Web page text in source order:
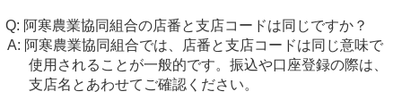
阿寒農業協同組合の店番と支店コードは同じですか？
阿寒農業協同組合では、店番と支店コードは同じ意味で
使用されることが一般的です。振込や口座登録の際は、
支店名とあわせてご確認ください。